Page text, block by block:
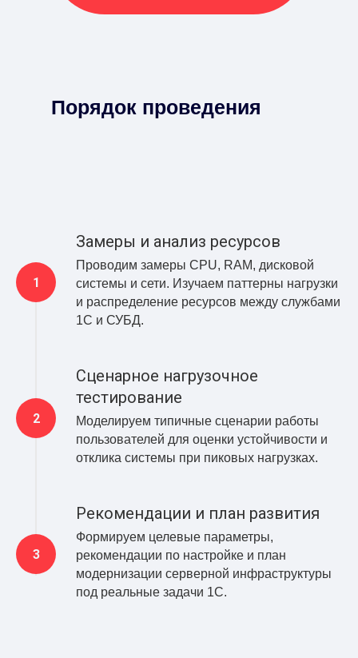
Порядок проведения
Замеры и анализ ресурсов
Проводим замеры CPU, RAM, дисковой
системы и сети. Изучаем паттерны нагрузки
и распределение ресурсов между службами
1С и СУБД.
Сценарное нагрузочное
тестирование
Моделируем типичные сценарии работы
пользователей для оценки устойчивости и
отклика системы при пиковых нагрузках.
Рекомендации и план развития
Формируем целевые параметры,
рекомендации по настройке и план
модернизации серверной инфраструктуры
под реальные задачи 1С.